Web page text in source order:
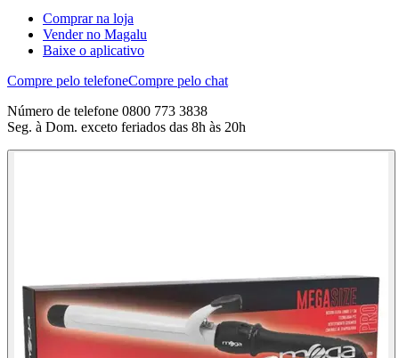
Comprar na loja
Vender no Magalu
Baixe o aplicativo
Compre pelo telefoneCompre pelo chat
Número de telefone 0800 773 3838
Seg. à Dom. exceto feriados das 8h às 20h